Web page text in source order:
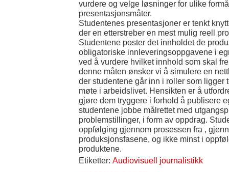
vurdere og velge løsninger for ulike
presentasjonsmåter.
Studentenes presentasjoner er tenkt
der en etterstreber en mest mulig reell
Studentene poster det innholdet de
obligatoriske innleveringsoppgavene i
ved å vurdere hvilket innhold som skal
denne måten ønsker vi å simulere en
der studentene går inn i roller som ligger
møte i arbeidslivet. Hensikten er å
gjøre dem tryggere i forhold å publisere
studentene jobbe målrettet med
problemstillinger, i form av oppdrag.
oppfølging gjennom prosessen fra ,
produksjonsfasene, og ikke minst i
produktene.
Etiketter: Audiovisuell journalistikk